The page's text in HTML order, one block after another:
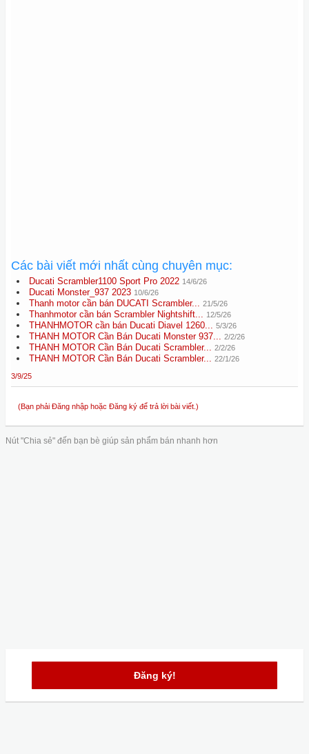
Các bài viết mới nhất cùng chuyên mục:
Ducati Scrambler1100 Sport Pro 2022 14/6/26
Ducati Monster_937 2023 10/6/26
Thanh motor cần bán DUCATI Scrambler... 21/5/26
Thanhmotor cần bán Scrambler Nightshift... 12/5/26
THANHMOTOR cần bán Ducati Diavel 1260... 5/3/26
THANH MOTOR Cần Bán Ducati Monster 937... 2/2/26
THANH MOTOR Cần Bán Ducati Scrambler... 2/2/26
THANH MOTOR Cần Bán Ducati Scrambler... 22/1/26
3/9/25
(Bạn phải Đăng nhập hoặc Đăng ký để trả lời bài viết.)
Nút "Chia sẻ" đến bạn bè giúp sản phẩm bán nhanh hơn
Đăng ký!